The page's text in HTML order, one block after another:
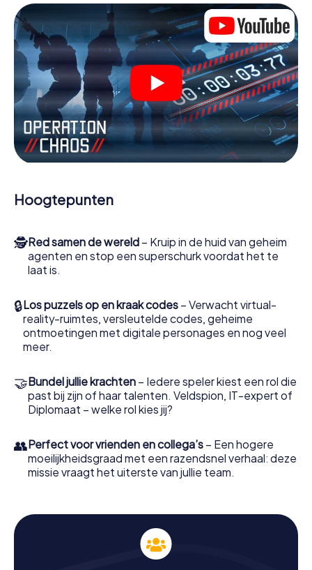
niet opgesloten in een kamer waaruit je jezelf binnen een
bepaald tijdvenster moet bevrijden. Met deze
speurtocht met een smartphone wordt heel Ellingen jouw
speelveld! De technische voorwaarden voor jouw
avontuur in Ellingen zijn een smartphone en toegang tot
het mobiel internet. Met één klik krijg jij toegang tot onze
app. Je hoeft niets te installeren om door interactieve
video's, lastige minigames of andere functies in de actie
te worden getrokken.
Werk samen als een team, onderschep vijandige
spionnen en lok de handlangers van de schurk naar je toe.
excelleren om de slechteriken te stoppen. In
tegenstelling tot James Bond en Co. zullen jouw daden
jezelf en jouw team in de hoogste score van Ellingen en
krijg toegang tot jouw eigen fotogalerij. De escape game
van myCityHunt verandert Ellingen in jouw eigen
wereld van spionage en geheime agenten en verander
Ellingen in een escaperoom in de buitenlucht!
Hoogtepunten
🕵Red samen de wereld – Kruip in de huid van geheim
agenten en stop een superschurk voordat het te
laat is.
🔒Los puzzels op en kraak codes – Verwacht virtual-
reality-ruimtes, versleutelde codes, geheime
ontmoetingen met digitale personages en nog veel
meer.
🤝Bundel jullie krachten – Iedere speler kiest een rol die
past bij zijn of haar talenten. Veldspion, IT-expert of
Diplomaat – welke rol kies jij?
👥Perfect voor vrienden en collega’s – Een hogere
moeilijkheidsgraad met een razendsnel verhaal: deze
missie vraagt het uiterste van jullie team.